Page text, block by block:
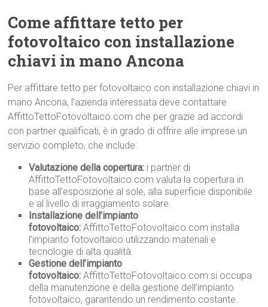
Come affittare tetto per
fotovoltaico con installazione
chiavi in mano Ancona
Per affittare tetto per fotovoltaico con installazione chiavi in
mano Ancona, l’azienda interessata deve contattare
AffittoTettoFotovoltaico.com che per grazie ad accordi
con partner qualificati, è in grado di offrire alle imprese un
servizio completo, che include:
Valutazione della copertura: i partner di
AffittoTettoFotovoltaico.com valuta la copertura in
base all’esposizione al sole, alla superficie disponibile
e al livello di irraggiamento solare.
Installazione dell’impianto
fotovoltaico: AffittoTettoFotovoltaico.com installa
l’impianto fotovoltaico utilizzando materiali e
tecnologie di alta qualità.
Gestione dell’impianto
fotovoltaico: AffittoTettoFotovoltaico.com si occupa
della manutenzione e della gestione dell’impianto
fotovoltaico, garantendo un rendimento costante.